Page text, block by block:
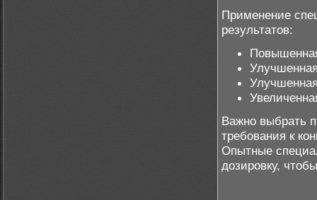
Применение
результатов:
Важно выбрать
требования к
Опытные
дозировку,